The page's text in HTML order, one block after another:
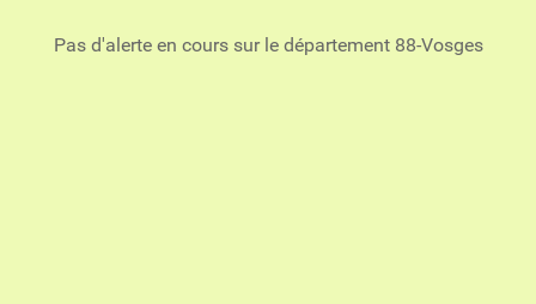
Pas d'alerte en cours sur le département 88-Vosges